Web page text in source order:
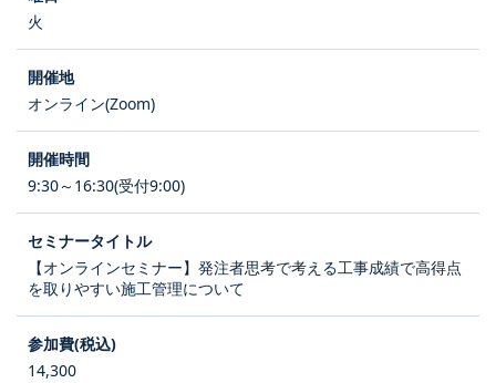
火
オンライン(Zoom)
9:30～16:30(受付9:00)
【オンラインセミナー】発注者思考で考える工事成績で高得点
を取りやすい施工管理について
14,300